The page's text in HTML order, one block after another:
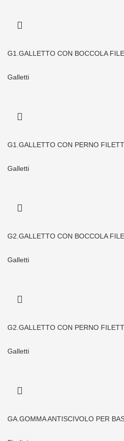
G1.GALLETTO CON BOCCOLA
Galletti
G1.GALLETTO CON PERNO
Galletti
G2.GALLETTO CON BOCCOLA
Galletti
G2.GALLETTO CON PERNO
Galletti
GA.GOMMA ANTISCIVOLO PER